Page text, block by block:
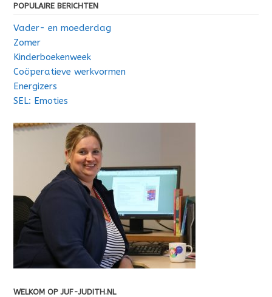
POPULAIRE BERICHTEN
Vader- en moederdag
Zomer
Kinderboekenweek
Coöperatieve werkvormen
Energizers
SEL: Emoties
WELKOM OP JUF-JUDITH.NL